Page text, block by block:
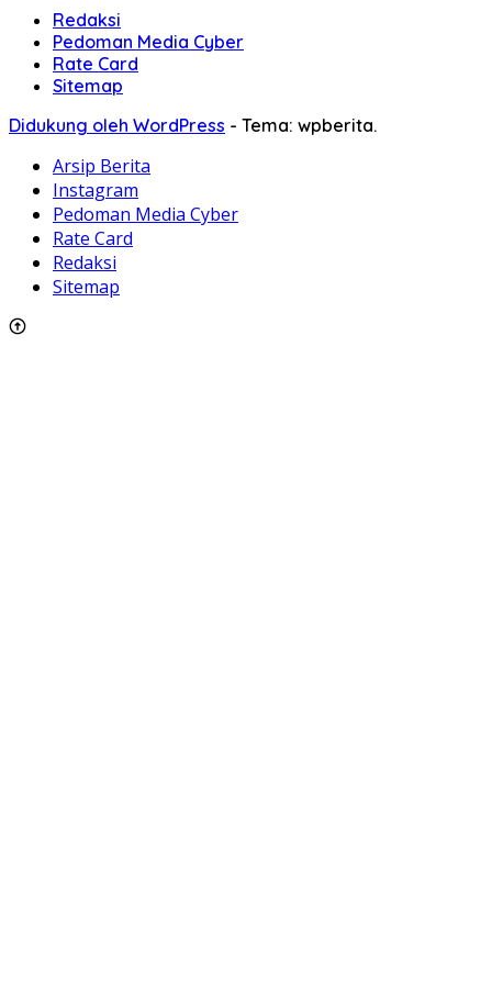
Redaksi
Pedoman Media Cyber
Rate Card
Sitemap
Didukung oleh WordPress - Tema: wpberita.
Arsip Berita
Instagram
Pedoman Media Cyber
Rate Card
Redaksi
Sitemap